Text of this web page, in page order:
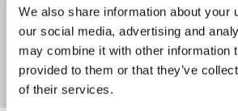
We also share information about your
our social media, advertising and
may combine it with other information
provided to them or that they’ve
of their services.